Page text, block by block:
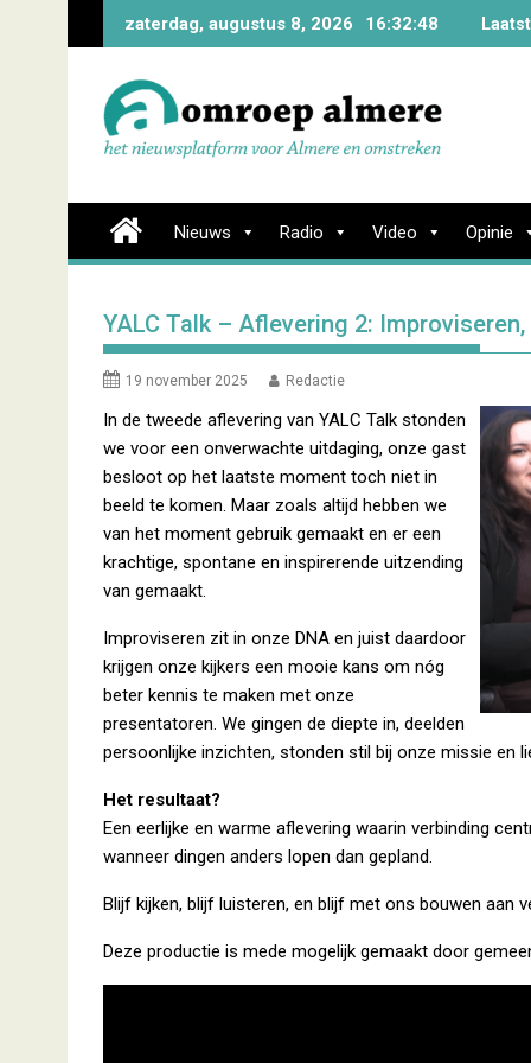
zaterdag, augustus 8, 2026 16:32:49
Nieuws Radio Video Opinie
YALC Talk – Aflevering 2:
19 november 2025 Redactie
In de tweede aflevering van YALC Talk stonden
we voor een onverwachte uitdaging, onze gast
besloot op het laatste moment toch niet in
beeld te komen. Maar zoals altijd hebben we
van het moment gebruik gemaakt en er een
krachtige, spontane en inspirerende uitzending
van gemaakt.
Improviseren zit in onze DNA en juist daardoor
krijgen onze kijkers een mooie kans om nóg
beter kennis te maken met onze
presentatoren. We gingen de diepte in, deelden
persoonlijke inzichten, stonden stil bij onze missie en
Het resultaat?
Een eerlijke en warme aflevering waarin verbinding
wanneer dingen anders lopen dan gepland.
Blijf kijken, blijf luisteren, en blijf met ons bouwen aan
Deze productie is mede mogelijk gemaakt door